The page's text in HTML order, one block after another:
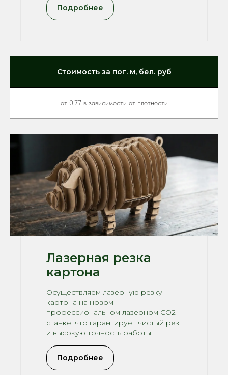
Подробнее
Стоимость за пог. м, бел. руб
от 0,77 в зависимости от плотности
Лазерная резка
картона
Осуществляем лазерную резку
картона на новом
профессиональном лазерном CO2
станке, что гарантирует чистый рез
и высокую точность работы
Подробнее